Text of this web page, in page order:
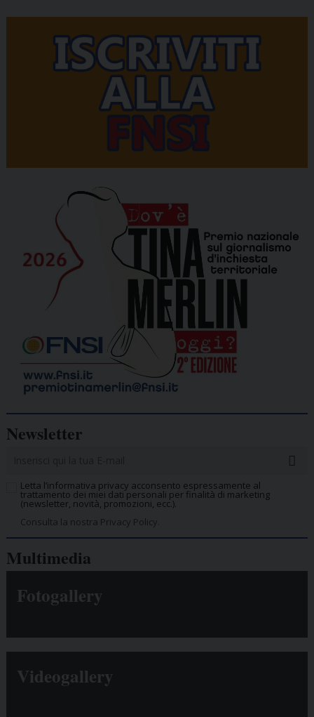
Newsletter
Letta l’informativa privacy acconsento espressamente al
trattamento dei miei dati personali per finalità di marketing
(newsletter, novità, promozioni, ecc.).
Consulta la nostra Privacy Policy.
Multimedia
Fotogallery
Videogallery